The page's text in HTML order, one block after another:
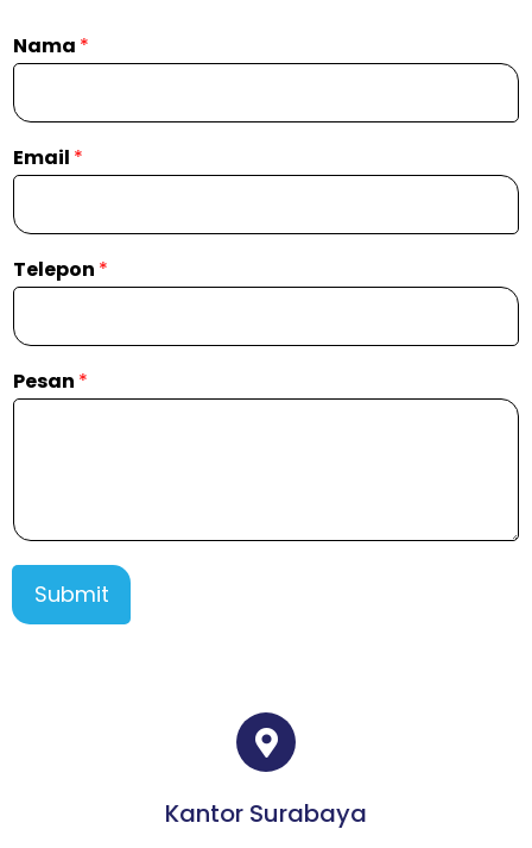
Nama *
Email *
Telepon *
Pesan *
Submit
Kantor Surabaya